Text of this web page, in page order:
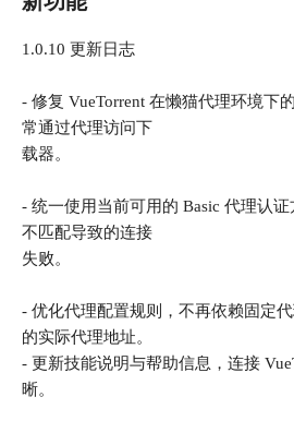
https://appstore.lazycat.cloud/#/shop/detail/
了它小龙猫才懂怎么搜电影和下电影。 ### 第 4
步：在小龙猫中启用技能 打开小龙猫 → 进入对
话界面 → 点击设置或者技能管理入口 →
猫电影搜索」，把开关打开（启用）。 !
[image.png](https://lzc-playground-
1301583638.cos.ap-
chengdu.myqcloud.com/guidelines/10/
[image.png](https://lzc-playground-
1301583638.cos.ap-
chengdu.myqcloud.com/guidelines/10/
9085-4078-8edc-80ae9c48e4e0.png
1.0.10 更新日志
- 修复 VueTorrent 在懒猫代理环境下
常通过代理访问下
载器。
- 统一使用当前可用的 Basic 代理认
不匹配导致的连接
失败。
- 优化代理配置规则，不再依赖固定
的实际代理地址。
- 更新技能说明与帮助信息，连接
晰。